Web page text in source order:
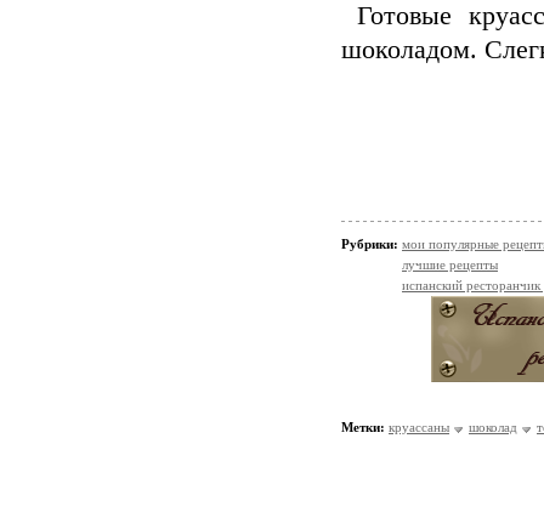
Готовые
шоколадом.
Рубрики: мои популярные
лучшие рецепты
испанский
Метки: круассаны шоколад